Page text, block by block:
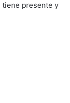
tiene presente y